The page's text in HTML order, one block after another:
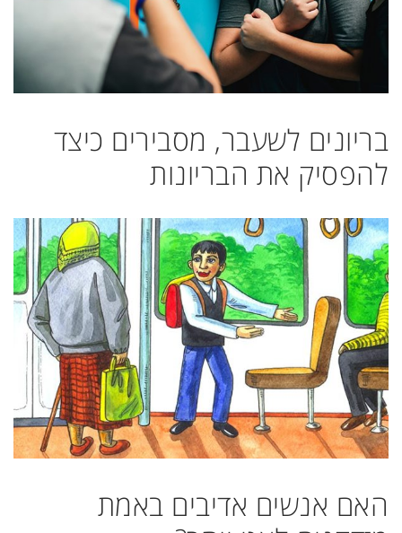
בריונים לשעבר, מסבירים כיצד
להפסיק את הבריונות
האם אנשים אדיבים באמת